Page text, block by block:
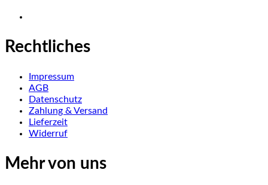
Rechtliches
Impressum
AGB
Datenschutz
Zahlung & Versand
Lieferzeit
Widerruf
Mehr von uns